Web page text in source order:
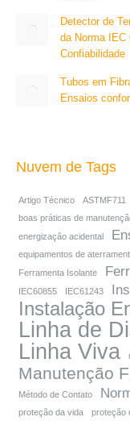
Detector de
da Norma IEC
Confiabilidade
Tubos em
Ensaios
Nuvem de Tags
Artigo Técnico ASTMF711
boas práticas de
energização acidental
equipamentos de
Ferramenta Isolante
IEC60855
IEC61243
Instalação
Linha de
Linha Viva
Manutenção
Método de Contato
proteção da vida
proteção